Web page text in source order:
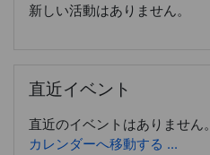
新しい活動はありません。
直近イベント
直近のイベントはありません。
カレンダーへ移動する ...